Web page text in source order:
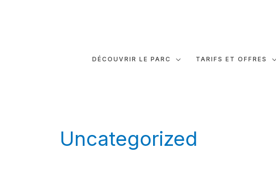
DÉCOUVRIR LE PARC TARIFS ET OFFRES
Uncategorized